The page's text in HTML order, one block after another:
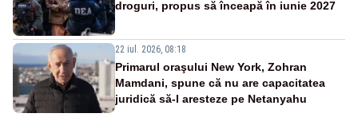
droguri, propus să înceapă în iunie 2027
22 iul. 2026, 08:18
Primarul oraşului New York, Zohran
Mamdani, spune că nu are capacitatea
juridică să-l aresteze pe Netanyahu